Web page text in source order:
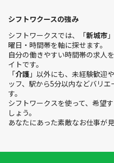
シフトワクースの強み
シフトワークスでは、「新城市
曜日・時間帯を軸に探せます。
自分の働きやすい時間帯の求人
イトです。
「介護 」以外にも、未経験歓迎
ッフ、駅から5分以内などバリ
す。
シフトワークスを使って、希望
しょう。
あなたにあった素敵なお仕事が